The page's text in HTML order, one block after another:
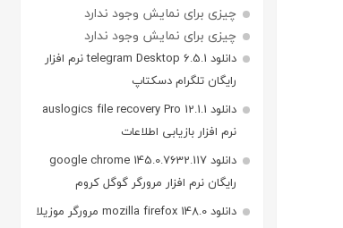
چیزی برای نمایش وجود ندارد
چیزی برای نمایش وجود ندارد
دانلود telegram Desktop 6.5.1 نرم افزار
رایگان تلگرام دسکتاپ
دانلود auslogics file recovery Pro 12.1.1
نرم افزار بازیابی اطلاعات
دانلود google chrome 145.0.7632.117
رایگان نرم افزار مرورگر گوگل کروم
دانلود mozilla firefox 148.0 مرورگر موزیلا